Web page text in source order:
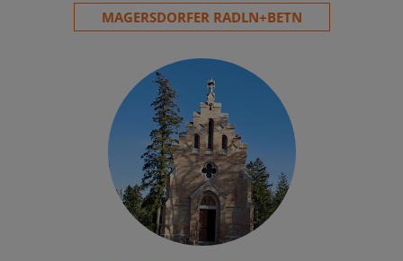
MAGERSDORFER RADLN+BETN